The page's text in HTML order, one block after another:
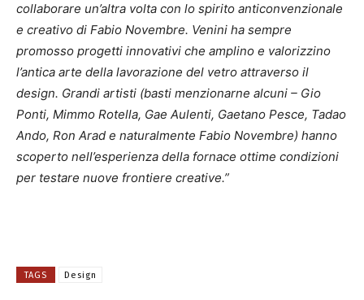
collaborare un’altra volta con lo spirito anticonvenzionale
e creativo di Fabio Novembre. Venini ha sempre
promosso progetti innovativi che amplino e valorizzino
l’antica arte della lavorazione del vetro attraverso il
design. Grandi artisti (basti menzionarne alcuni – Gio
Ponti, Mimmo Rotella, Gae Aulenti, Gaetano Pesce, Tadao
Ando, Ron Arad e naturalmente Fabio Novembre) hanno
scoperto nell’esperienza della fornace ottime condizioni
per testare nuove frontiere creative.”
TAGS Design